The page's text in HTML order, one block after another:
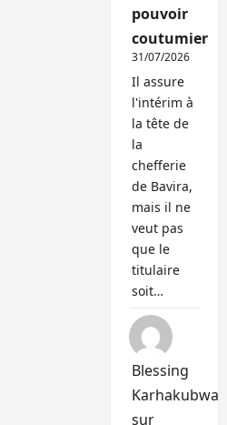
pouvoir
coutumier
31/07/2026
Il assure
l'intérim à
la tête de
la
chefferie
de Bavira,
mais il ne
veut pas
que le
titulaire
soit…
Blessing
Karhakubwa
sur